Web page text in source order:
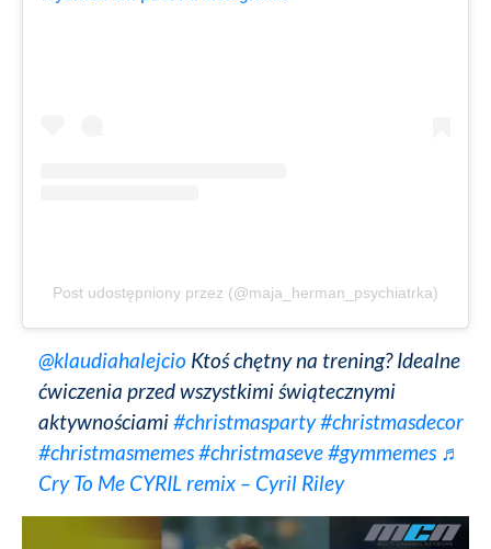
Post udostępniony przez (@maja_herman_psychiatrka)
@klaudiahalejcio Ktoś chętny na trening? Idealne
ćwiczenia przed wszystkimi świątecznymi
aktywnościami#christmasparty#christmasdecor
#christmasmemes#christmaseve#gymmemes ♬
Cry To Me CYRIL remix – Cyril Riley